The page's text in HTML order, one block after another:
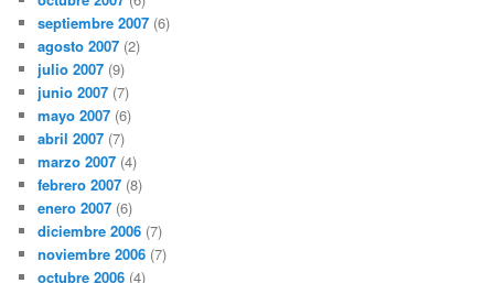
septiembre 2007 (6)
agosto 2007 (2)
julio 2007 (9)
junio 2007 (7)
mayo 2007 (6)
abril 2007 (7)
marzo 2007 (4)
febrero 2007 (8)
enero 2007 (6)
diciembre 2006 (7)
noviembre 2006 (7)
octubre 2006 (4)